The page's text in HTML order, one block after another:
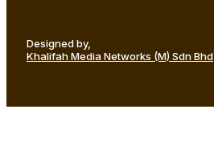
Designed by,
Khalifah Media Networks (M) Sdn Bhd